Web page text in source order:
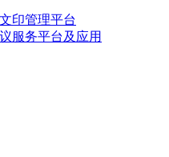
印管理平台
服务平台及应用